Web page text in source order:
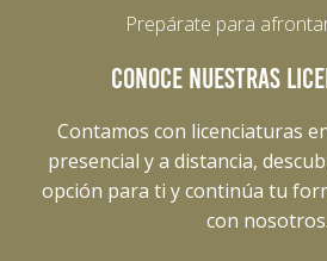
Prepárate para
CONOCE NUESTRAS
Contamos con licenciaturas
presencial y a distancia,
opción para ti y continúa tu
con nosotros.